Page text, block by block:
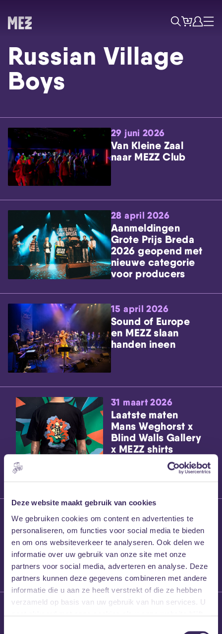
Deze website maakt gebruik van cookies
We gebruiken cookies om content en advertenties te
personaliseren, om functies voor social media te bieden
en om ons websiteverkeer te analyseren. Ook delen we
informatie over uw gebruik van onze site met onze
partners voor social media, adverteren en analyse. Deze
partners kunnen deze gegevens combineren met andere
informatie die u aan ze heeft verstrekt of die ze hebben
verzameld op basis van uw gebruik van hun services. U
Skip navigatie
ZoekTicketsAccount
Menu
Russian Village
Boys
29 juni 2026
Van Kleine Zaal
naar MEZZ Club
28 april 2026
Aanmeldingen
Grote Prijs Breda
2026 geopend met
nieuwe categorie
voor producers
15 april 2026
Sound of Europe
en MEZZ slaan
handen ineen
31 maart 2026
Laatste maten
Mans Weghorst x
Blind Walls Gallery
x MEZZ shirts
27 maart 2026
Willem’s Blog:
Frans Kalf
26 maart 2026